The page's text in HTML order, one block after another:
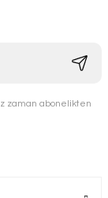
zaman abonelikten